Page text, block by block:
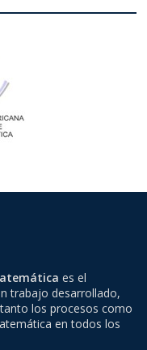
es el
trabajo desarrollado,
los procesos como
en todos los